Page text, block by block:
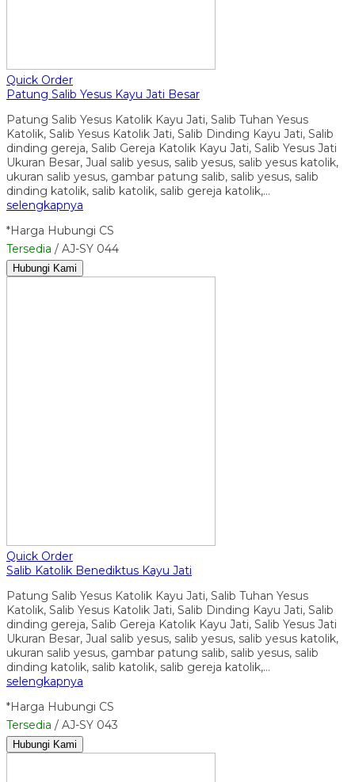
Quick Order
Patung Salib Yesus Kayu Jati Besar
Patung Salib Yesus Katolik Kayu Jati, Salib Tuhan Yesus
Katolik, Salib Yesus Katolik Jati, Salib Dinding Kayu Jati, Salib
dinding gereja, Salib Gereja Katolik Kayu Jati, Salib Yesus Jati
Ukuran Besar, Jual salib yesus, salib yesus, salib yesus katolik,
ukuran salib yesus, gambar patung salib, salib yesus, salib
dinding katolik, salib katolik, salib gereja katolik,…
selengkapnya
*Harga Hubungi CS
Tersedia / AJ-SY 044
Hubungi Kami
Quick Order
Salib Katolik Benediktus Kayu Jati
Patung Salib Yesus Katolik Kayu Jati, Salib Tuhan Yesus
Katolik, Salib Yesus Katolik Jati, Salib Dinding Kayu Jati, Salib
dinding gereja, Salib Gereja Katolik Kayu Jati, Salib Yesus Jati
Ukuran Besar, Jual salib yesus, salib yesus, salib yesus katolik,
ukuran salib yesus, gambar patung salib, salib yesus, salib
dinding katolik, salib katolik, salib gereja katolik,…
selengkapnya
*Harga Hubungi CS
Tersedia / AJ-SY 043
Hubungi Kami